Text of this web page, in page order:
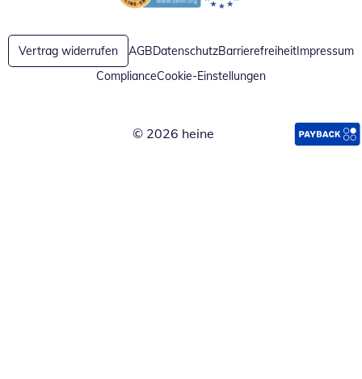
Öffnet in neuem FensterÖffnet in neuem Fenster
Vertrag widerrufen AGBDatenschutzBarrierefreiheitImpressum
ComplianceCookie-Einstellungen
© 2026 heine